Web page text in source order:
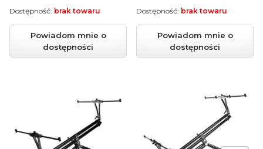
Powiadom mnie o
dostępności
Dostępność: brak towaru
Powiadom mnie o
dostępności
Dostępność: brak towaru